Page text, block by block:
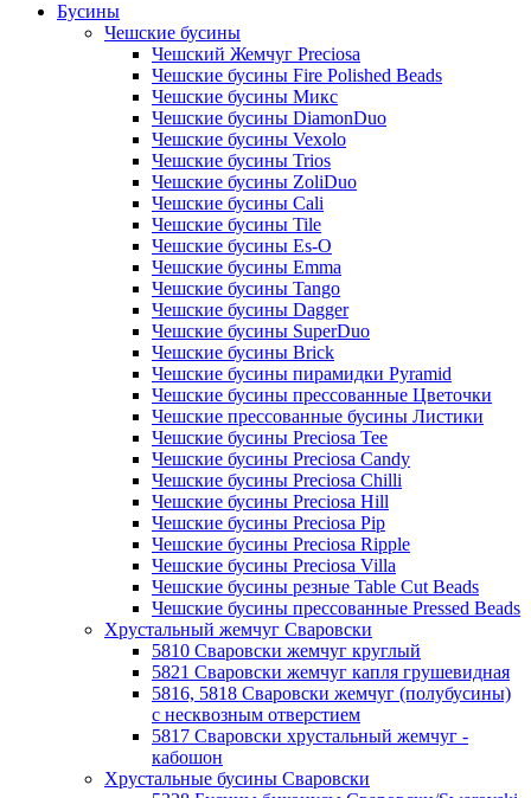
Бусины
Чешские бусины
Чешский Жемчуг Preciosa
Чешские бусины Fire Polished Beads
Чешские бусины Микс
Чешские бусины DiamonDuo
Чешские бусины Vexolo
Чешские бусины Trios
Чешские бусины ZoliDuo
Чешские бусины Cali
Чешские бусины Tile
Чешские бусины Es-O
Чешские бусины Emma
Чешские бусины Tango
Чешские бусины Dagger
Чешские бусины SuperDuo
Чешские бусины Brick
Чешские бусины пирамидки Pyramid
Чешские бусины прессованные Цветочки
Чешские прессованные бусины Листики
Чешские бусины Preciosa Tee
Чешские бусины Preciosa Candy
Чешские бусины Preciosa Chilli
Чешские бусины Preciosa Hill
Чешские бусины Preciosa Pip
Чешские бусины Preciosa Ripple
Чешские бусины Preciosa Villa
Чешские бусины резные Table Cut Beads
Чешские бусины прессованные Pressed Beads
Хрустальный жемчуг Сваровски
5810 Сваровски жемчуг круглый
5821 Сваровски жемчуг капля грушевидная
5816, 5818 Сваровски жемчуг (полубусины)
с несквозным отверстием
5817 Сваровски хрустальный жемчуг -
кабошон
Хрустальные бусины Сваровски